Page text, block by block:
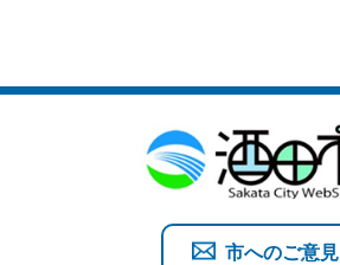
市へのご意見